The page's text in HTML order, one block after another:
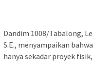
Dandim 1008/Tabalong,
S.E., menyampaikan
hanya sekadar proyek